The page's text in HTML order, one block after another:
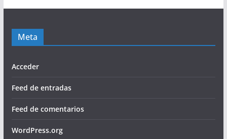
Meta
Acceder
Feed de entradas
Feed de comentarios
WordPress.org